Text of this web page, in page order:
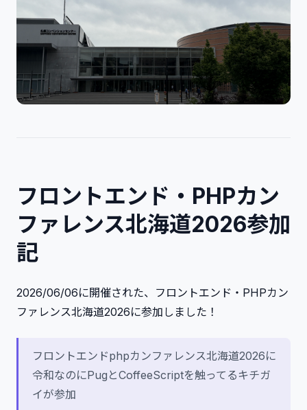
フロントエンド・PHPカン
ファレンス北海道2026参加
記
2026/06/06に開催された、フロントエンド・PHPカン
ファレンス北海道2026に参加しました！
フロントエンドphpカンファレンス北海道2026に
令和なのにPugとCoffeeScriptを触ってるキチガ
イが参加
ランチマッチング
懇親会
カンファレンスまとめ
小樽旅行記
おたる水族館